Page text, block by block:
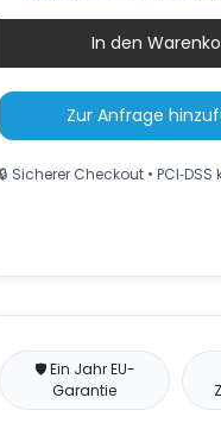
In den
Zur Anfrage
🔒 Sicherer Checkout •
🛡️ Ein Jahr EU-
Garantie